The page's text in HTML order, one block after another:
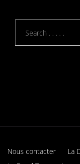
Nous contacter
La